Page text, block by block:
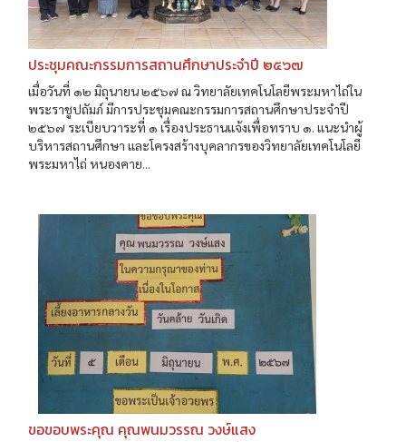
ประชุมคณะกรรมการสถานศึกษาประจำปี ๒๕๖๗
เมื่อวันที่ ๑๒ มิถุนายน ๒๕๖๗ ณ วิทยาลัยเทคโนโลยีพระมหาไถ่ใน
พระราชูปถัมภ์ มีการประชุมคณะกรรมการสถานศึกษาประจำปี
๒๕๖๗ ระเบียบวาระที่ ๑ เรื่องประธานแจ้งเพื่อทราบ ๑. แนะนำผู้
บริหารสถานศึกษา และโครงสร้างบุคลากรของวิทยาลัยเทคโนโลยี
พระมหาไถ่ หนองคาย...
ขอขอบพระคุณ คุณพนมวรรณ วงษ์แสง